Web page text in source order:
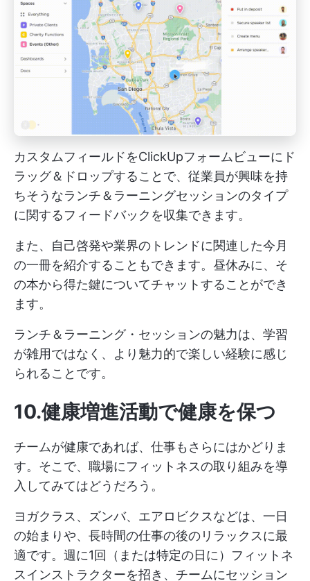
カスタムフィールドをClickUpフォームビューにド
ラッグ＆ドロップすることで、従業員が興味を持
ちそうなランチ＆ラーニングセッションのタイプ
に関するフィードバックを収集できます。
また、自己啓発や業界のトレンドに関連した今月
の一冊を紹介することもできます。昼休みに、そ
の本から得た鍵についてチャットすることができ
ます。
ランチ＆ラーニング・セッションの魅力は、学習
が雑用ではなく、より魅力的で楽しい経験に感じ
られることです。
10.健康増進活動で健康を保つ
チームが健康であれば、仕事もさらにはかどりま
す。そこで、職場にフィットネスの取り組みを導
入してみてはどうだろう。
ヨガクラス、ズンバ、エアロビクスなどは、一日
の始まりや、長時間の仕事の後のリラックスに最
適です。週に1回（または特定の日に）フィットネ
スインストラクターを招き、チームにセッション